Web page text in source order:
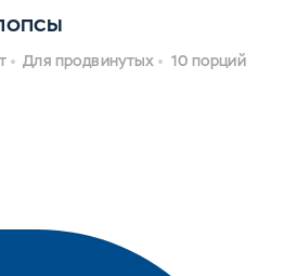
Для продвинутых 10 порций